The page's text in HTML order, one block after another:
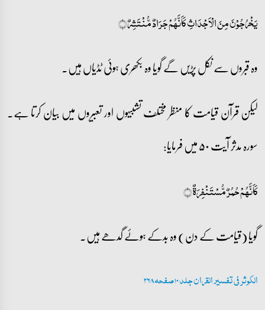
یَخۡرُجُوۡنَ مِنَ الۡاَجۡدَاثِ کَاَنَّہُمۡ جَرَادٌ مُّنۡتَشِرٌ ﴿﴾
وہ قبروں سے نکل پڑیں گے گویا وہ بکھری ہوئی ٹڈیاں ہیں۔
لیکن قرآن قیامت کا منظر مختلف تشبیہوں اور تعبیروں میں بیان کرتا ہے۔
سورہ مدثر آیت ۵۰ میں فرمایا:
کَاَنَّہُمۡ حُمُرٌ مُّسۡتَنۡفِرَۃٌ ﴿﴾
گویا (قیامت کے دن) وہ بدکے ہوئے گدھے ہیں۔
الکوثر فی تفسیر القران جلد 10 صفحہ 268